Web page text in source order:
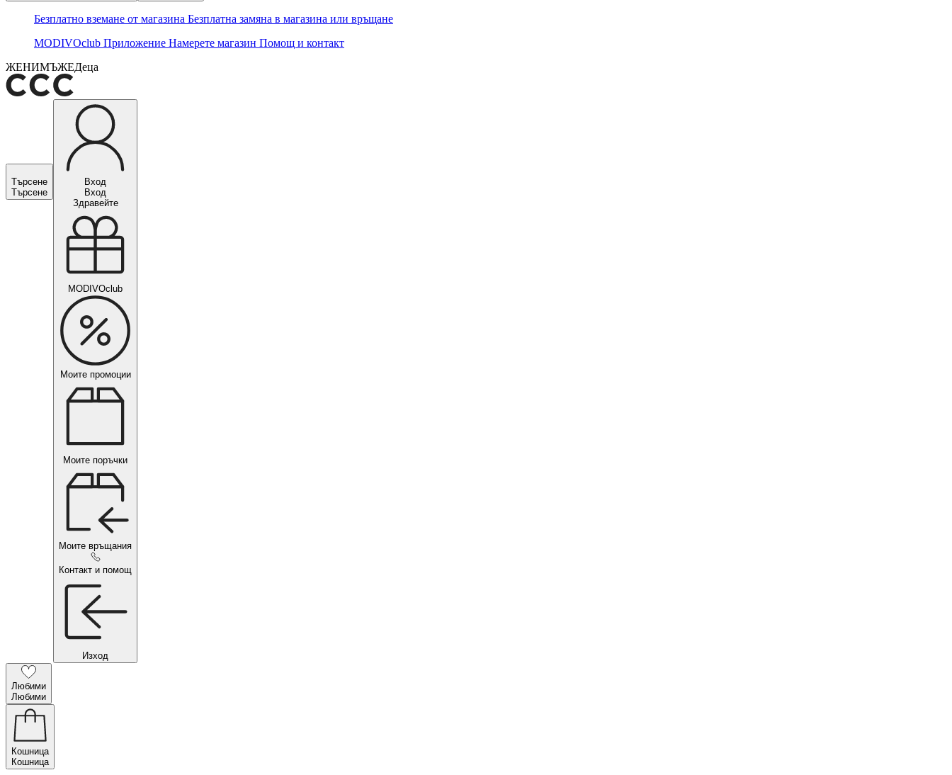
Безплатно вземане от магазина Безплатна замяна в магазина или връщане
MODIVOclub Приложение Намерете магазин Помощ и контакт
ЖЕНИМЪЖЕДеца
Търсене
Търсене
Вход
Вход
Здравейте
MODIVOclub
Моите промоции
Моите поръчки
Моите връщания
Контакт и помощ
Изход
Любими
Любими
Кошница
Кошница